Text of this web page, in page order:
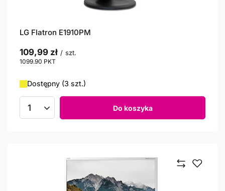
LG Flatron E1910PM
109,99 zł / szt.
1099.90 PKT
Dostępny (3 szt.)
Ilość produktów Do koszyka